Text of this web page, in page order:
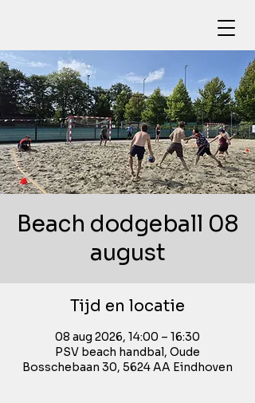
Beach dodgeball 08
august
Tijd en locatie
08 aug 2026, 14:00 – 16:30
PSV beach handbal, Oude
Bosschebaan 30, 5624 AA Eindhoven